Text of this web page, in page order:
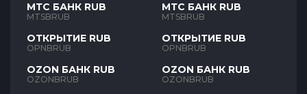
МТС БАНК RUB
MTSBRUB
ОТКРЫТИЕ RUB
OPNBRUB
OZON БАНК RUB
OZONBRUB
МТС БАНК RUB
MTSBRUB
ОТКРЫТИЕ RUB
OPNBRUB
OZON БАНК RUB
OZONBRUB